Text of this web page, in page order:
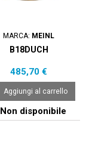
MARCA: MEINL
B18DUCH
Prezzo
485,70 €
Aggiungi al carrello
Non disponibile